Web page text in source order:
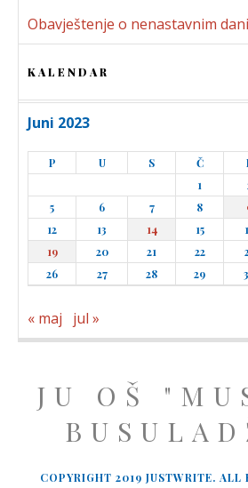
Obavještenje o nenastavnim
KALENDAR
Juni 2023
P U S Č
1
5
6 7 8
12
13 14 15
19
20 21 22
26
27 28 29
« maj jul »
JU OŠ
COPYRIGHT 2019 JUSTWRITE. ALL